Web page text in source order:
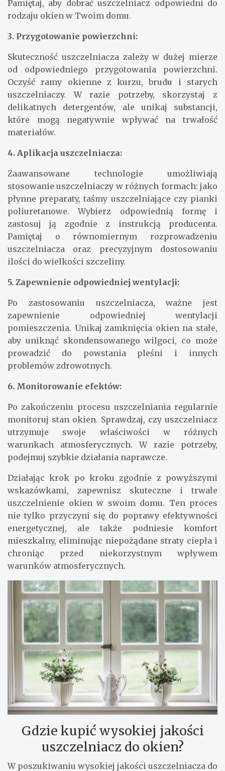
Pamiętaj, aby dobrać uszczelniacz odpowiedni do
rodzaju okien w Twoim domu.
3. Przygotowanie powierzchni:
Skuteczność uszczelniacza zależy w dużej mierze
od odpowiedniego przygotowania powierzchni.
Oczyść ramy okienne z kurzu, brudu i starych
uszczelniaczy. W razie potrzeby, skorzystaj z
delikatnych detergentów, ale unikaj substancji,
które mogą negatywnie wpływać na trwałość
materiałów.
4. Aplikacja uszczelniacza:
Zaawansowane technologie umożliwiają
stosowanie uszczelniaczy w różnych formach: jako
płynne preparaty, taśmy uszczelniające czy pianki
poliuretanowe. Wybierz odpowiednią formę i
zastosuj ją zgodnie z instrukcją producenta.
Pamiętaj o równomiernym rozprowadzeniu
uszczelniacza oraz precyzyjnym dostosowaniu
ilości do wielkości szczeliny.
5. Zapewnienie odpowiedniej wentylacji:
Po zastosowaniu uszczelniacza, ważne jest
zapewnienie odpowiedniej wentylacji
pomieszczenia. Unikaj zamknięcia okien na stałe,
aby uniknąć skondensowanego wilgoci, co może
prowadzić do powstania pleśni i innych
problemów zdrowotnych.
6. Monitorowanie efektów:
Po zakończeniu procesu uszczelniania regularnie
monitoruj stan okien. Sprawdzaj, czy uszczelniacz
utrzymuje swoje właściwości w różnych
warunkach atmosferycznych. W razie potrzeby,
podejmuj szybkie działania naprawcze.
Działając krok po kroku zgodnie z powyższymi
wskazówkami, zapewnisz skuteczne i trwałe
uszczelnienie okien w swoim domu. Ten proces
nie tylko przyczyni się do poprawy efektywności
energetycznej, ale także podniesie komfort
mieszkalny, eliminując niepożądane straty ciepła i
chroniąc przed niekorzystnym wpływem
warunków atmosferycznych.
Gdzie kupić wysokiej jakości
uszczelniacz do okien?
W poszukiwaniu wysokiej jakości uszczelniacza do